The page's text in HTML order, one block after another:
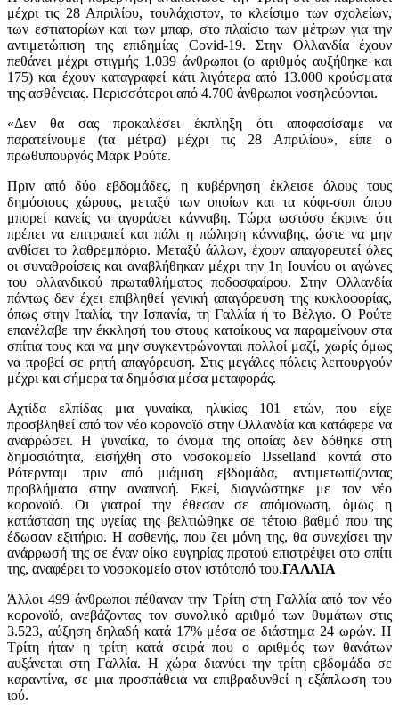
μέχρι τις 28 Απριλίου, τουλάχιστον, το κλείσιμο των σχολείων,
των εστιατορίων και των μπαρ, στο πλαίσιο των μέτρων για την
αντιμετώπιση της επιδημίας Covid-19. Στην Ολλανδία έχουν
πεθάνει μέχρι στιγμής 1.039 άνθρωποι (ο αριθμός αυξήθηκε και
175) και έχουν καταγραφεί κάτι λιγότερα από 13.000 κρούσματα
της ασθένειας. Περισσότεροι από 4.700 άνθρωποι νοσηλεύονται.
«Δεν θα σας προκαλέσει έκπληξη ότι αποφασίσαμε να
παρατείνουμε (τα μέτρα) μέχρι τις 28 Απριλίου», είπε ο
πρωθυπουργός Μαρκ Ρούτε.
Πριν από δύο εβδομάδες, η κυβέρνηση έκλεισε όλους τους
δημόσιους χώρους, μεταξύ των οποίων και τα κόφι-σοπ όπου
μπορεί κανείς να αγοράσει κάνναβη. Τώρα ωστόσο έκρινε ότι
πρέπει να επιτραπεί και πάλι η πώληση κάνναβης, ώστε να μην
ανθίσει το λαθρεμπόριο. Μεταξύ άλλων, έχουν απαγορευτεί όλες
οι συναθροίσεις και αναβλήθηκαν μέχρι την 1η Ιουνίου οι αγώνες
του ολλανδικού πρωταθλήματος ποδοσφαίρου. Στην Ολλανδία
πάντως δεν έχει επιβληθεί γενική απαγόρευση της κυκλοφορίας,
όπως στην Ιταλία, την Ισπανία, τη Γαλλία ή το Βέλγιο. Ο Ρούτε
επανέλαβε την έκκλησή του στους κατοίκους να παραμείνουν στα
σπίτια τους και να μην συγκεντρώνονται πολλοί μαζί, χωρίς όμως
να προβεί σε ρητή απαγόρευση. Στις μεγάλες πόλεις λειτουργούν
μέχρι και σήμερα τα δημόσια μέσα μεταφοράς.
Αχτίδα ελπίδας μια γυναίκα, ηλικίας 101 ετών, που είχε
προσβληθεί από τον νέο κορονοϊό στην Ολλανδία και κατάφερε να
αναρρώσει. Η γυναίκα, το όνομα της οποίας δεν δόθηκε στη
δημοσιότητα, εισήχθη στο νοσοκομείο IJsselland κοντά στο
Ρότερνταμ πριν από μιάμιση εβδομάδα, αντιμετωπίζοντας
προβλήματα στην αναπνοή. Εκεί, διαγνώστηκε με τον νέο
κορονοϊό. Οι γιατροί την έθεσαν σε απόμονωση, όμως η
κατάσταση της υγείας της βελτιώθηκε σε τέτοιο βαθμό που της
έδωσαν εξιτήριο. Η ασθενής, που ζει μόνη της, θα συνεχίσει την
ανάρρωσή της σε έναν οίκο ευγηρίας προτού επιστρέψει στο σπίτι
της, αναφέρει το νοσοκομείο στον ιστότοπό του.ΓΑΛΛΙΑ
Άλλοι 499 άνθρωποι πέθαναν την Τρίτη στη Γαλλία από τον νέο
κορονοϊό, ανεβάζοντας τον συνολικό αριθμό των θυμάτων στις
3.523, αύξηση δηλαδή κατά 17% μέσα σε διάστημα 24 ωρών. Η
Τρίτη ήταν η τρίτη κατά σειρά που ο αριθμός των θανάτων
αυξάνεται στη Γαλλία. Η χώρα διανύει την τρίτη εβδομάδα σε
καραντίνα, σε μια προσπάθεια να επιβραδυνθεί η εξάπλωση του
ιού.